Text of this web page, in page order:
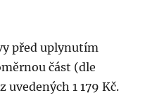
před uplynutím
část (dle
uvedených 1 179 Kč.